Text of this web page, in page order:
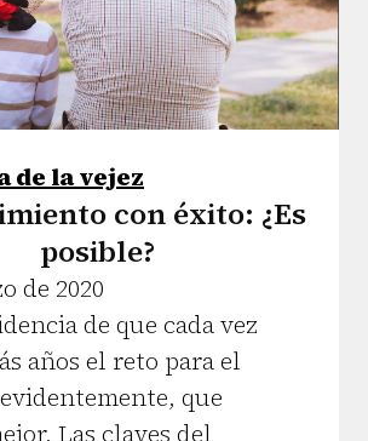
de la vejez
con éxito: ¿Es
posible?
de 2020
de que cada vez
años el reto para el
que
Las claves del